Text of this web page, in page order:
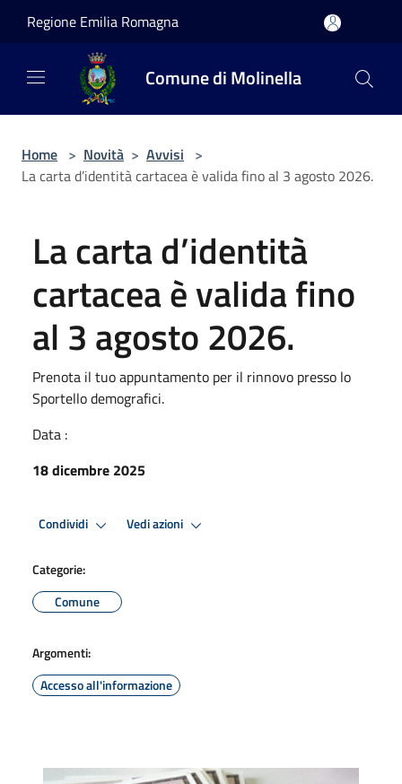
Regione Emilia Romagna
Comune di Molinella
Home > Novità > Avvisi >
La carta d’identità cartacea è valida fino al 3 agosto 2026.
La carta d’identità
cartacea è valida fino
al 3 agosto 2026.
Prenota il tuo appuntamento per il rinnovo presso lo
Sportello demografici.
Data :
18 dicembre 2025
Condividi Vedi azioni
Categorie:
Comune
Argomenti:
Accesso all'informazione